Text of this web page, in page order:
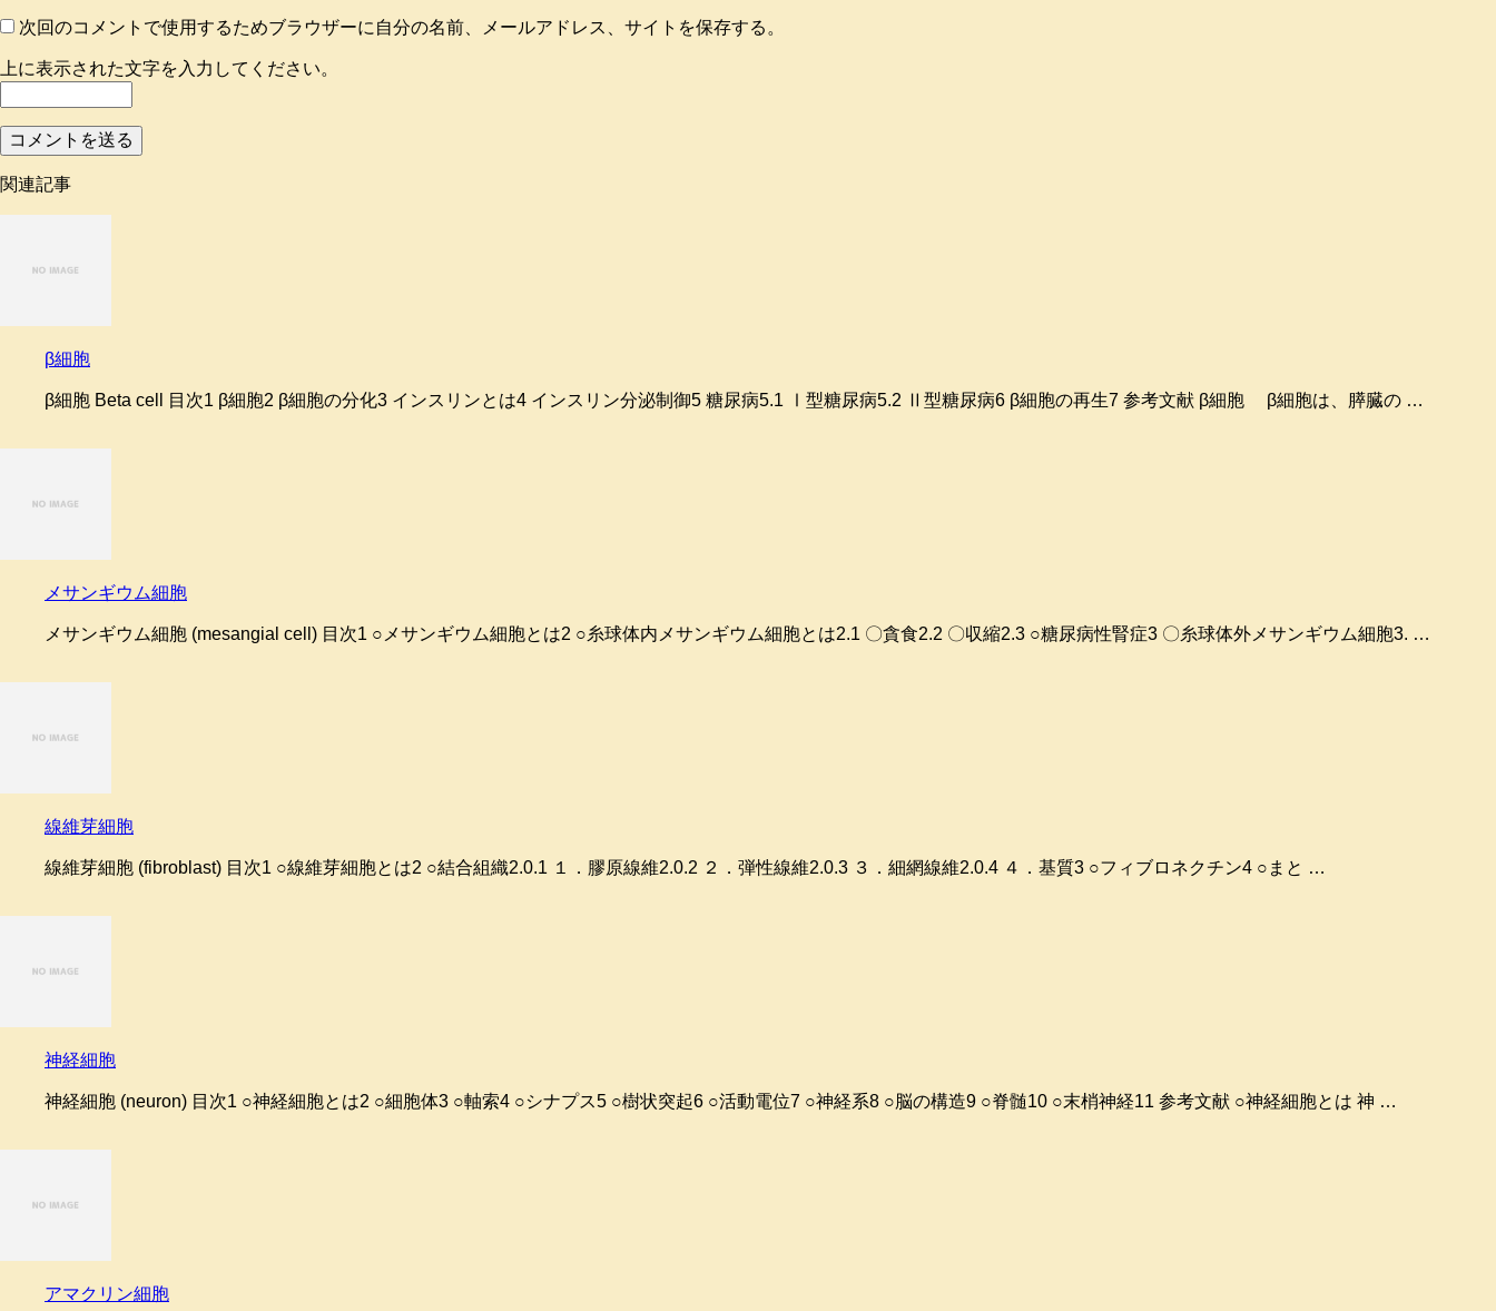
次回のコメントで使用するためブラウザーに自分の名前、メールアドレス、サイトを保存する。
上に表示された文字を入力してください。
関連記事
β細胞
β細胞 Beta cell 目次1 β細胞2 β細胞の分化3 インスリンとは4 インスリン分泌制御5 糖尿病5.1 Ⅰ型糖尿病5.2 Ⅱ型糖尿病6 β細胞の再生7 参考文献 β細胞 β細胞は、膵臓の …
メサンギウム細胞
メサンギウム細胞 (mesangial cell) 目次1 ○メサンギウム細胞とは2 ○糸球体内メサンギウム細胞とは2.1 〇貪食2.2 〇収縮2.3 ○糖尿病性腎症3 〇糸球体外メサンギウム細胞3. …
線維芽細胞
線維芽細胞 (fibroblast) 目次1 ○線維芽細胞とは2 ○結合組織2.0.1 １．膠原線維2.0.2 ２．弾性線維2.0.3 ３．細網線維2.0.4 ４．基質3 ○フィブロネクチン4 ○まと …
神経細胞
神経細胞 (neuron) 目次1 ○神経細胞とは2 ○細胞体3 ○軸索4 ○シナプス5 ○樹状突起6 ○活動電位7 ○神経系8 ○脳の構造9 ○脊髄10 ○末梢神経11 参考文献 ○神経細胞とは 神 …
アマクリン細胞